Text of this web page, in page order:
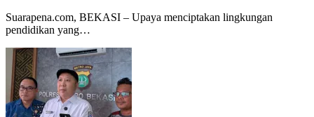
Suarapena.com, BEKASI – Upaya menciptakan lingkungan
pendidikan yang…